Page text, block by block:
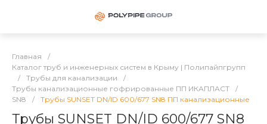
Главная
/
Каталог труб и инженерных систем в Крыму | Полипайпгрупп
/
Трубы для канализации
/
Трубы канализационные гофрированные ПП ИКАПЛАСТ
/
SN8
/ Трубы SUNSET DN/ID 600/677 SN8 ПП канализационные
Трубы SUNSET DN/ID 600/677 SN8